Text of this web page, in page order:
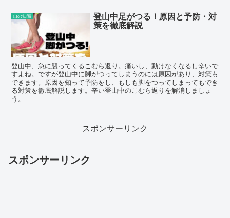
山の知識 登山中足がつる！原因と予防・対
策を徹底解説
登山中、急に襲ってくるこむら返り。痛いし、動けなくなるし辛いで
すよね。ですが登山中に脚がつってしまうのには原因があり、対策も
できます。原因を知って予防をし、もしも脚をつってしまってもでき
る対策を徹底解説します。辛い登山中のこむら返りを解消しましょ
う。
スポンサーリンク
スポンサーリンク